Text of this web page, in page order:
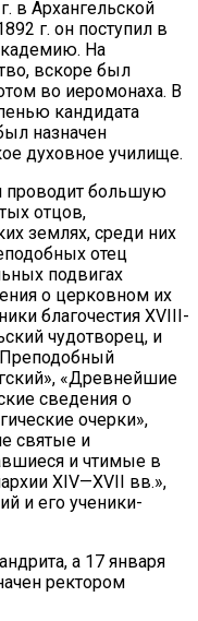
в Архангельской
г. он поступил в
На
вскоре был
во иеромонаха. В
кандидата
назначен
духовное училище.
проводит большую
отцов,
землях, среди них
отец
подвигах
о церковном их
благочестия XVIII-
чудотворец, и
«Древнейшие
сведения о
очерки»,
святые и
и чтимые в
XIV—XVII вв.»,
и его ученики-
а 17 января
ректором